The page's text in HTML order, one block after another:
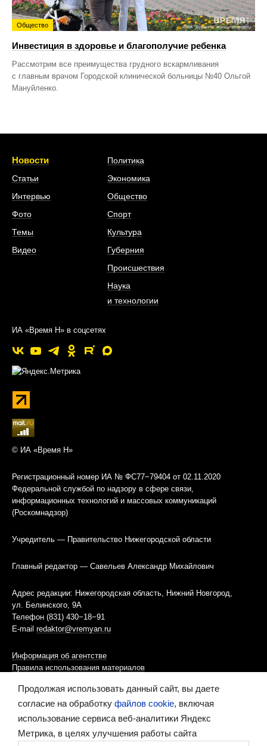
Общество
Инвестиция в здоровье и благополучие ребенка
Рассмотрим все преимущества грудного вскармливания
с главным врачом Городской клинической больницы №40 Ольгой
Мануйленко.
Новости
Статьи
Интервью
Фото
Темы
Видео
Политика
Экономика
Общество
Спорт
Культура
Губерния
Происшествия
Наука
и технологии
ИА «Время Н» в соцсетях
© ИА «Время Н»
Регистрационный номер ИА № ФС77−79404 от 02.11.2020
Федеральной службой по надзору в сфере связи,
информационных технологий и массовых коммуникаций
(Роскомнадзор)
Учредитель — Правительство Нижегородской области
Главный редактор — Савельев Александр Михайлович
Адрес редакции: Нижегородская область, Нижний Новгород,
ул. Белинского, 9А
Телефон (831) 430−18−91
E-mail redaktor@vremyan.ru
Информация об агентстве
Правила использования материалов
Информационная политика использования «cookies»-файлов
Ресурс содержит материалы 16+
Продолжая использовать данный сайт, вы даете
согласие на обработку файлов cookie, включая
использование сервиса веб-аналитики Яндекс
Метрика, в целях улучшения работы сайта